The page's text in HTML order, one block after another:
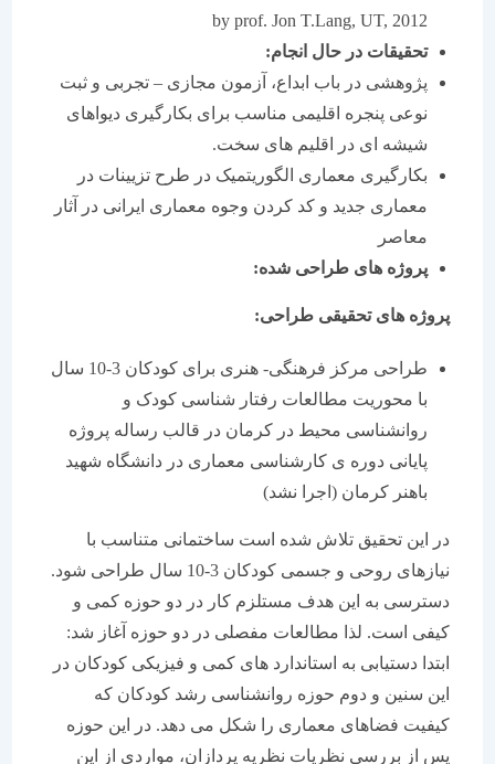
by prof. Jon T.Lang, UT, 2012
تحقیقات در حال انجام:
پژوهشی در باب ابداع، آزمون مجازی – تجربی و ثبت
نوعی پنجره اقلیمی مناسب برای بکارگیری دیواهای
شیشه ای در اقلیم های سخت.
بکارگیری معماری الگوریتمیک در طرح تزیینات در
معماری جدید و کد کردن وجوه معماری ایرانی در آثار
معاصر
پروژه های طراحی شده :
پروژه های تحقیقی طراحی:
طراحی مرکز فرهنگی- هنری برای کودکان 3-10 سال
با محوریت مطالعات رفتار شناسی کودک و
روانشناسی محیط در کرمان در قالب رساله پروژه
پایانی دوره ی کارشناسی معماری در دانشگاه شهید
باهنر کرمان (اجرا نشد)
در این تحقیق تلاش شده است ساختمانی متناسب با
نیازهای روحی و جسمی کودکان 3-10 سال طراحی شود.
دسترسی به این هدف مستلزم کار در دو حوزه کمی و
کیفی است. لذا مطالعات مفصلی در دو حوزه آغاز شد:
ابتدا دستیابی به استاندارد های کمی و فیزیکی کودکان در
این سنین و دوم حوزه روانشناسی رشد کودکان که
کیفیت فضاهای معماری را شکل می دهد. در این حوزه
پس از بررسی نظریات نظریه پردازان، مواردی از این